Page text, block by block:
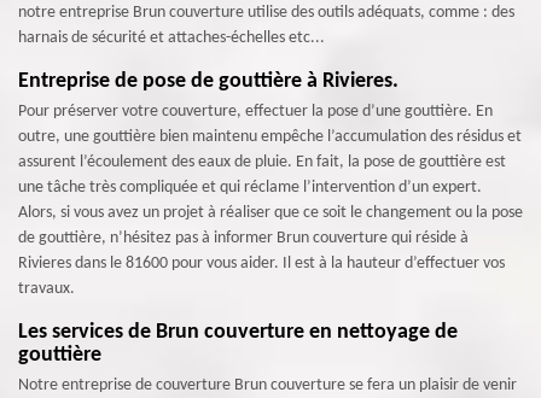
notre entreprise Brun couverture utilise des outils adéquats, comme : des
harnais de sécurité et attaches-échelles etc...
Entreprise de pose de gouttière à Rivieres.
Pour préserver votre couverture, effectuer la pose d’une gouttière. En
outre, une gouttière bien maintenu empêche l’accumulation des résidus et
assurent l’écoulement des eaux de pluie. En fait, la pose de gouttière est
une tâche très compliquée et qui réclame l’intervention d’un expert.
Alors, si vous avez un projet à réaliser que ce soit le changement ou la pose
de gouttière, n’hésitez pas à informer Brun couverture qui réside à
Rivieres dans le 81600 pour vous aider. Il est à la hauteur d’effectuer vos
travaux.
Les services de Brun couverture en nettoyage de
gouttière
Notre entreprise de couverture Brun couverture se fera un plaisir de venir